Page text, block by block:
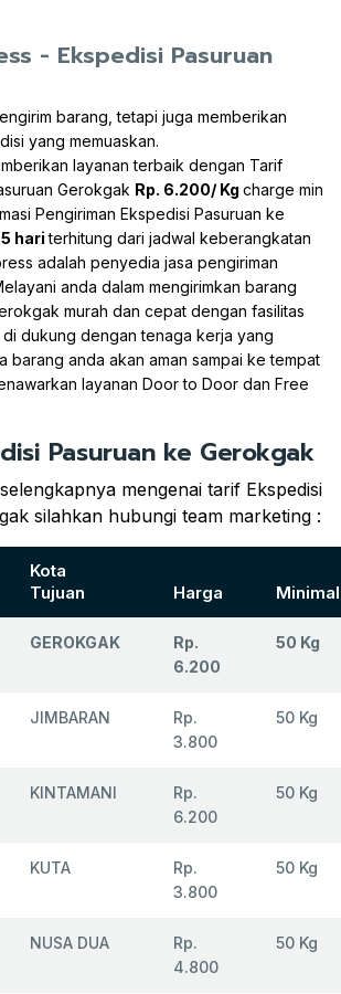
- Ekspedisi Pasuruan
barang, tetapi juga memberikan
yang memuaskan.
layanan terbaik dengan Tarif
Gerokgak Rp. 6.200/ Kg charge min
Pengiriman Ekspedisi Pasuruan ke
5 hariterhitung dari jadwal keberangkatan
adalah penyedia jasa pengiriman
anda dalam mengirimkan barang
murah dan cepat dengan fasilitas
dukung dengan tenaga kerja yang
barang anda akan aman sampai ke tempat
layanan Door to Door dan Free
Pasuruan ke Gerokgak
mengenai tarif Ekspedisi
silahkan hubungi team marketing :
Kota
Tujuan
Harga Minimal
GEROKGAK
Rp.
6.200
50 Kg
JIMBARAN
Rp.
3.800
50 Kg
KINTAMANI
Rp.
6.200
50 Kg
KUTA
Rp.
3.800
50 Kg
NUSA DUA
Rp.
4.800
50 Kg